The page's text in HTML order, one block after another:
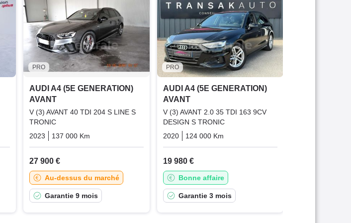
PRO
AUDI A4 (5E GENERATION)
AVANT
V (3) AVANT 40 TDI 204 S LINE S
TRONIC
2023
137 000 Km
27 900 €
Au-dessus du marché
Garantie 9 mois
PRO
AUDI A4 (5E GENERATION)
AVANT
V (3) AVANT 2.0 35 TDI 163 9CV
DESIGN S TRONIC
2020
124 000 Km
19 980 €
Bonne affaire
Garantie 3 mois